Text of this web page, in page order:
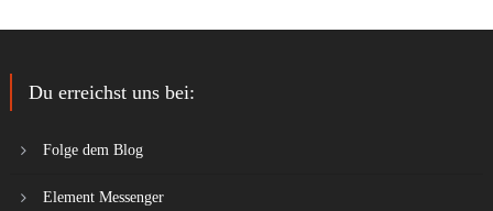
Du erreichst uns bei:
Folge dem Blog
Element Messenger